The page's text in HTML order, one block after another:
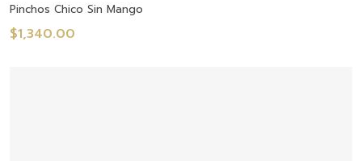
Pinchos Chico Sin Mango
$1,340.00